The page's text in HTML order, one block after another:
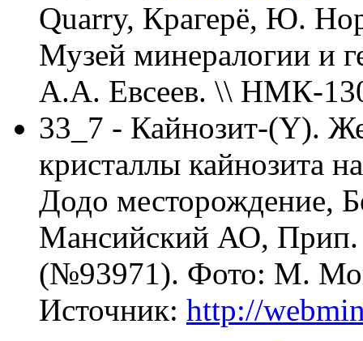
Quarry, Крагерё, Ю.
Музей минералогии и
А.А. Евсеев. \\ НМК-
33_7 - Кайнозит-(Y).
кристаллы кайнозита
Додо месторождение,
Мансийский АО, Прип.
(№93971). Фото: М.
Источник: http://